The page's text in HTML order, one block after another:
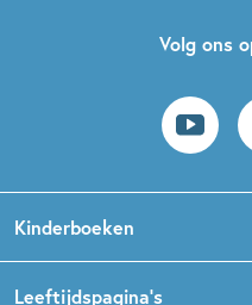
Volg ons
Kinderboeken
Leeftijdspagina’s